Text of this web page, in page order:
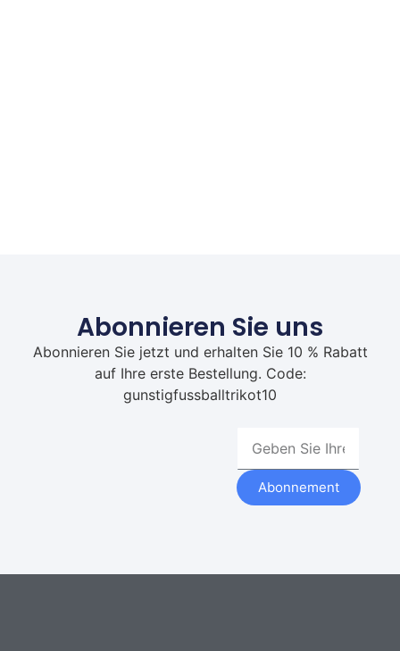
Abonnieren Sie uns
Abonnieren Sie jetzt und erhalten Sie 10 % Rabatt
auf Ihre erste Bestellung. Code:
gunstigfussballtrikot10
Abonnement